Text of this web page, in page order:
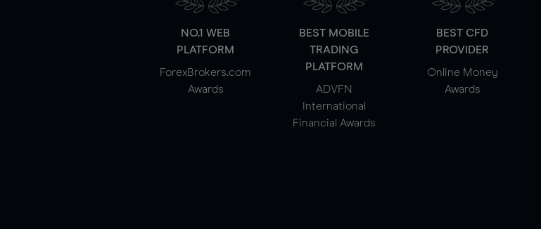
NO.1 WEB
PLATFORM
ForexBrokers.com
Awards
BEST MOBILE
TRADING
PLATFORM
ADVFN
International
Financial Awards
BEST CFD
PROVIDER
Online Money
Awards